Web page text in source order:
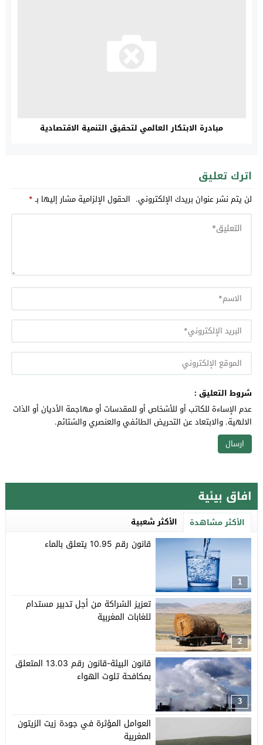
مبادرة الابتكار العالمي لتحقيق التنمية الاقتصادية
اترك تعليق
لن يتم نشر عنوان بريدك الإلكتروني. الحقول الإلزامية مشار إليها بـ*
شروط التعليق :
عدم الإساءة للكاتب أو للأشخاص أو للمقدسات أو مهاجمة الأديان أو الذات
الالهية. والابتعاد عن التحريض الطائفي والعنصري والشتائم.
افاق بيئية
الأكثر مشاهدة الأكثر شعبية
1
قانون رقم 10.95 يتعلق بالماء
2
تعزيز الشراكة من أجل تدبير مستدام
للغابات المغربية
3
قانون البيئة-قانون رقم 13.03 المتعلق
بمكافحة تلوث الهواء
العوامل المؤثرة في جودة زيت الزيتون
المغربية